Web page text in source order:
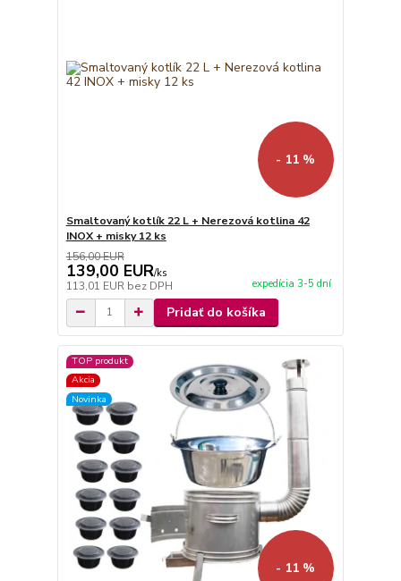
- 11 %
Smaltovaný kotlík 22 L + Nerezová kotlina 42
INOX + misky 12 ks
156,00 EUR
139,00 EUR/ks
113,01 EUR bez DPH expedícia 3-5 dní
Pridať do košíka
TOP produkt
Akcia
Novinka
- 11 %